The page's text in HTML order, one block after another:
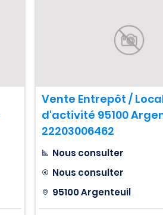
Vente Entrepôt /
d'activité 95100
22203006462
Nous consulter
Nous consulter
95100 Argenteuil